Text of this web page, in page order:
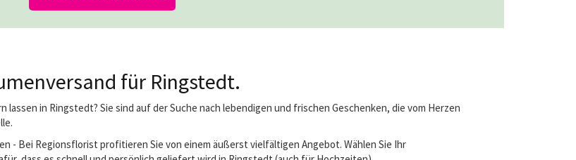
für Ringstedt.
in Ringstedt? Sie sind auf der Suche nach lebendigen und frischen Geschenken, die vom Herzen
- Bei Regionsflorist profitieren Sie von einem äußerst vielfältigen Angebot. Wählen Sie Ihr